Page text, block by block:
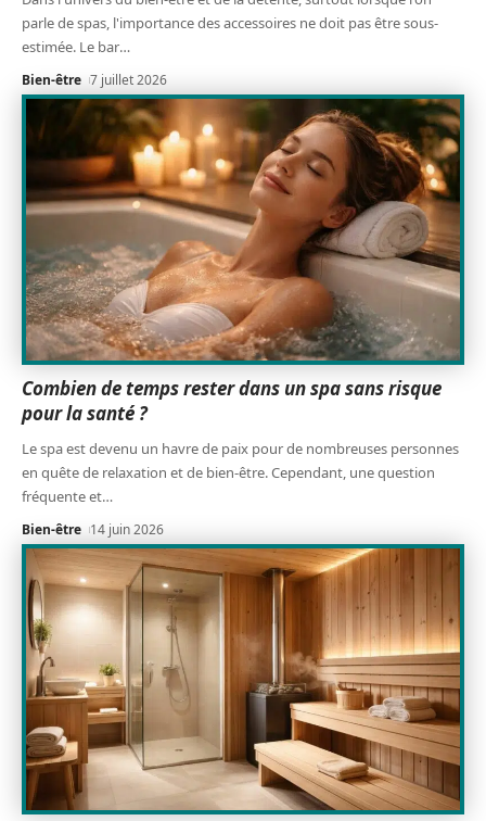
parle de spas, l'importance des accessoires ne doit pas être sous-
estimée. Le bar…
Bien-être 7 juillet 2026
Combien de temps rester dans un spa sans risque
pour la santé ?
Le spa est devenu un havre de paix pour de nombreuses personnes
en quête de relaxation et de bien-être. Cependant, une question
fréquente et…
Bien-être 14 juin 2026